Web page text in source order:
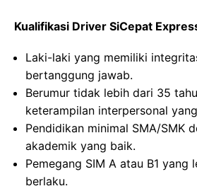
Kualifikasi Driver SiCepat
Laki-laki yang memiliki
bertanggung jawab.
Berumur tidak lebih dari 35
keterampilan interpersonal
Pendidikan minimal SMA/SMK
akademik yang baik.
Pemegang SIM A atau B1 yang
berlaku.